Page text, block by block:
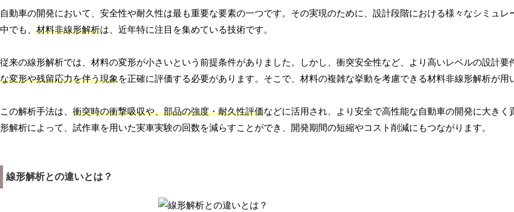
自動車の開発において、安全性や耐久性は最も重要な要素の一つです。その実現のために、設計段階における様々なシミュレ
中でも、 材料非線形解析は、近年特に注目を集めている技術です。
従来の線形解析では、材料の変形が小さいという前提条件がありました。しかし、衝突安全性など、より高いレベルの設計要
な変形や残留応力を伴う現象を正確に評価する必要があります。そこで、材料の複雑な挙動を考慮できる材料非線形解析が用
この解析手法は、 衝突時の衝撃吸収や、部品の強度・耐久性評価などに活用され、より安全で高性能な自動車の開発に大きく
形解析によって、試作車を用いた実車実験の回数を減らすことができ、開発期間の短縮やコスト削減にもつながります。
線形解析との違いとは？